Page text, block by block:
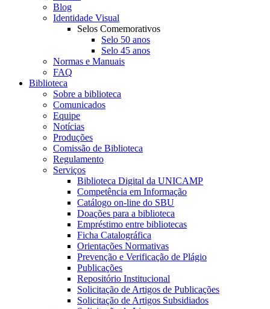
Blog
Identidade Visual
Selos Comemorativos
Selo 50 anos
Selo 45 anos
Normas e Manuais
FAQ
Biblioteca
Sobre a biblioteca
Comunicados
Equipe
Notícias
Produções
Comissão de Biblioteca
Regulamento
Serviços
Biblioteca Digital da UNICAMP
Competência em Informação
Catálogo on-line do SBU
Doações para a biblioteca
Empréstimo entre bibliotecas
Ficha Catalográfica
Orientações Normativas
Prevenção e Verificação de Plágio
Publicações
Repositório Institucional
Solicitação de Artigos de Publicações
Solicitação de Artigos Subsidiados